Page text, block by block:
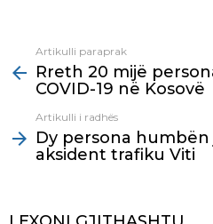
more
Artikulli paraprak
Rreth 20 mijë
COVID-19 në Kosovë
Artikulli i radhës
Dy persona
aksident trafiku Viti